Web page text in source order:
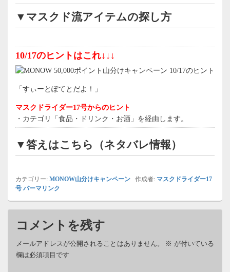
▼マスクド流アイテムの探し方
10/17のヒントはこれ↓↓↓
「すぃーとぽてとだよ！」
マスクドライダー17号からのヒント
・カテゴリ「食品・ドリンク・お酒」を経由します。
▼答えはこちら（ネタバレ情報）
カテゴリー: MONOW山分けキャンペーン 作成者: マスクドライダー17
号 パーマリンク
コメントを残す
メールアドレスが公開されることはありません。 ※ が付いている
欄は必須項目です